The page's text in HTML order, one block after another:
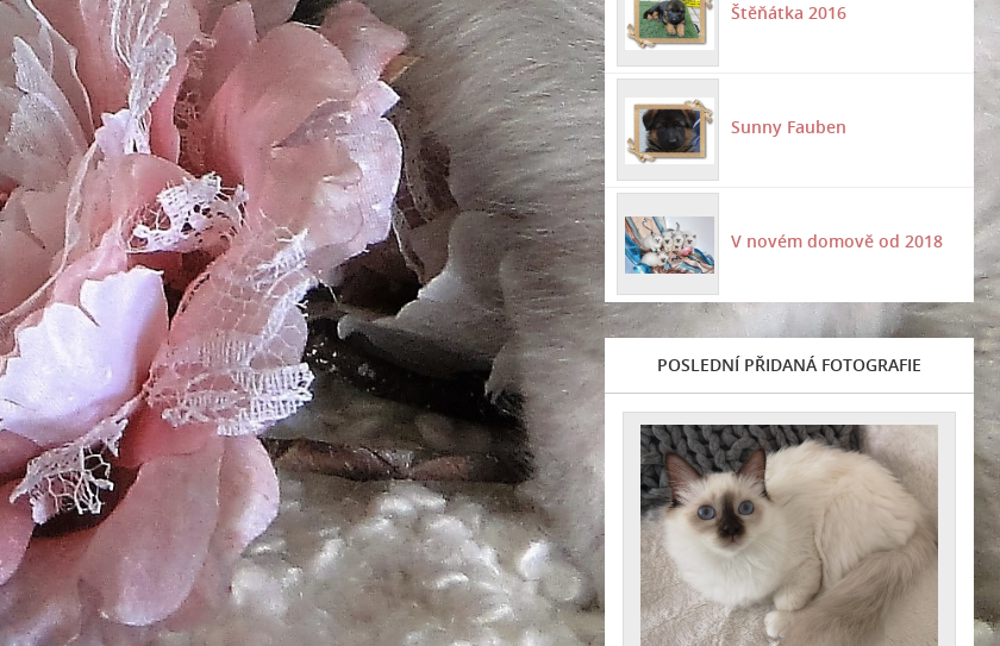
Štěňátka 2016
Sunny Fauben
V novém domově od 2018
POSLEDNÍ PŘIDANÁ FOTOGRAFIE